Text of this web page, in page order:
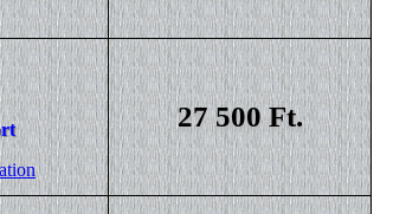
27 500 Ft.